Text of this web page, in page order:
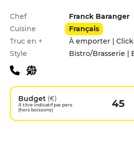
Infos pratiques
Chef
Franck Baranger
Cuisine
Français
Truc en +
Style
Budget (€)
A titre indicatif par pers.
(hors boissons)
45